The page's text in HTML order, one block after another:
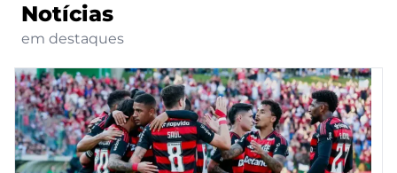
Notícias
em destaques